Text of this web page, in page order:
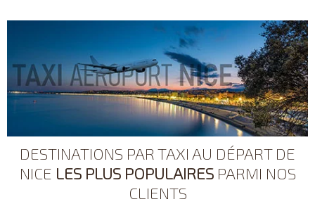
DESTINATIONS PAR TAXI AU DÉPART DE
NICE LES PLUS POPULAIRESPARMI NOS
CLIENTS